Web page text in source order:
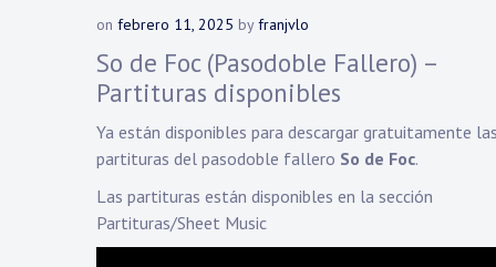
on febrero 11, 2025 byfranjvlo
So de Foc (Pasodoble Fallero) –
Partituras disponibles
Ya están disponibles para descargar gratuitamente las
partituras del pasodoble fallero So de Foc.
Las partituras están disponibles en la sección
Partituras/Sheet Music